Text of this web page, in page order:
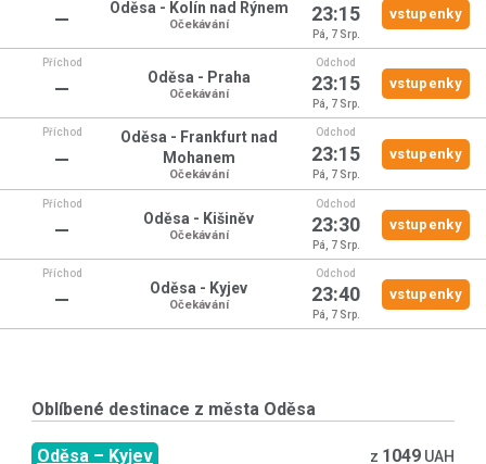
—
Oděsa - Kolín nad Rýnem
Očekávání 23:15
Pá, 7 Srp.
vstupenky
Příchod Odchod
—
Oděsa - Praha
Očekávání 23:15
Pá, 7 Srp.
vstupenky
Příchod Odchod
—
Oděsa - Frankfurt nad
Mohanem
Očekávání
23:15
Pá, 7 Srp.
vstupenky
Příchod Odchod
—
Oděsa - Kišiněv
Očekávání 23:30
Pá, 7 Srp.
vstupenky
Příchod Odchod
—
Oděsa - Kyjev
Očekávání 23:40
Pá, 7 Srp.
vstupenky
Oblíbené destinace z města Oděsa
Oděsa – Kyjev z 1049 UAH